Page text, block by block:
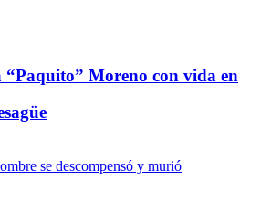
“Paquito” Moreno con vida en